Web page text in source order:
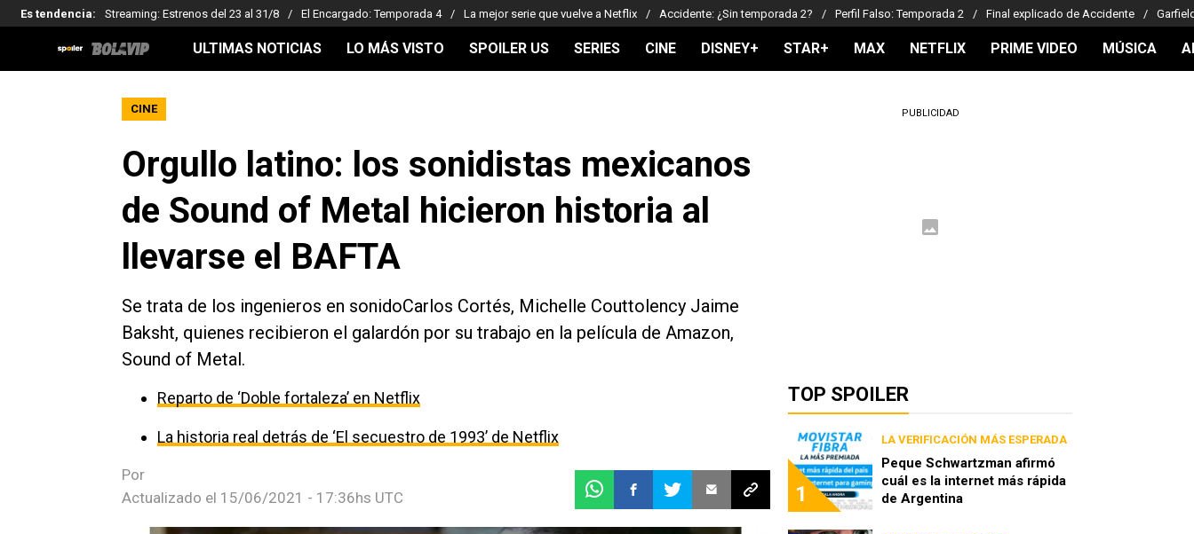
Es tendencia: Streaming: Estrenos del 23 al 31/8 El Encargado: Temporada 4 La mejor serie que vuelve a Netflix Accidente: ¿Sin temporada 2? Perfil Falso: Temporada 2 Final explicado de Accidente
ULTIMAS NOTICIAS LO MÁS VISTO SPOILER US SERIES CINE DISNEY+ STAR+ MAX NETFLIX PRIME VIDEO MÚSICA
CINE
Orgullo latino: los sonidistas mexicanos
de Sound of Metal hicieron historia al
llevarse el BAFTA
Se trata de los ingenieros en sonidoCarlos Cortés, Michelle Couttolency Jaime
Baksht, quienes recibieron el galardón por su trabajo en la película de Amazon,
Sound of Metal.
Reparto de ‘Doble fortaleza’ en Netflix
La historia real detrás de ‘El secuestro de 1993’ de Netflix
Por
Actualizado el 15/06/2021 - 17:36hs UTC
PUBLICIDAD
TOP SPOILER
1
LA VERIFICACIÓN MÁS ESPERADA
Peque Schwartzman afirmó
cuál es la internet más rápida
de Argentina